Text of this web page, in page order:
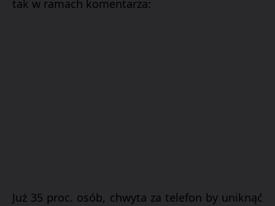
tak w ramach komentarza:
Już 35 proc. osób, chwyta za telefon by uniknąć